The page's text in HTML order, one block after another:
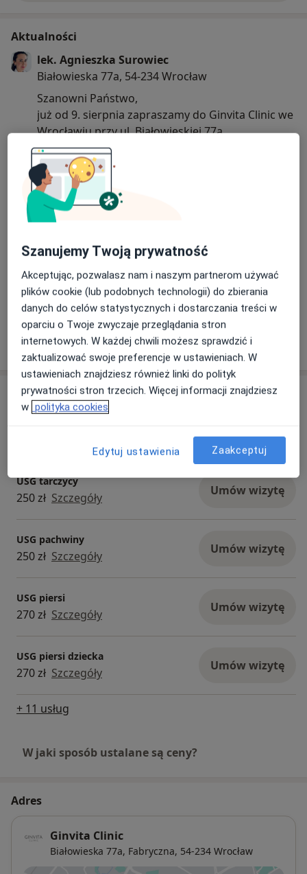
Aktualności
lek. Agnieszka Surowiec
Białowieska 77a, 54-234 Wrocław
Szanowni Państwo,
już od 9. sierpnia zapraszamy do Ginvita Clinic we
Wrocławiu przy ul. Białowieskiej 77a.
21/07/2025
Usługi i ceny
USG tarczycy
250 zł Szczegóły Umów wizytę
USG pachwiny
250 zł Szczegóły Umów wizytę
USG piersi
270 zł Szczegóły Umów wizytę
USG piersi dziecka
270 zł Szczegóły Umów wizytę
+ 11 usług
W jaki sposób ustalane są ceny?
Adres
Ginvita Clinic
Białowieska 77a, Fabryczna, 54-234 Wrocław
Szanujemy Twoją prywatność
Akceptując, pozwalasz nam i naszym partnerom używać
plików cookie (lub podobnych technologii) do zbierania
danych do celów statystycznych i dostarczania treści w
oparciu o Twoje zwyczaje przeglądania stron
internetowych. W każdej chwili możesz sprawdzić i
zaktualizować swoje preferencje w ustawieniach. W
ustawieniach znajdziesz również linki do polityk
prywatności stron trzecich. Więcej informacji znajdziesz
w polityka cookies
Edytuj ustawienia Zaakceptuj